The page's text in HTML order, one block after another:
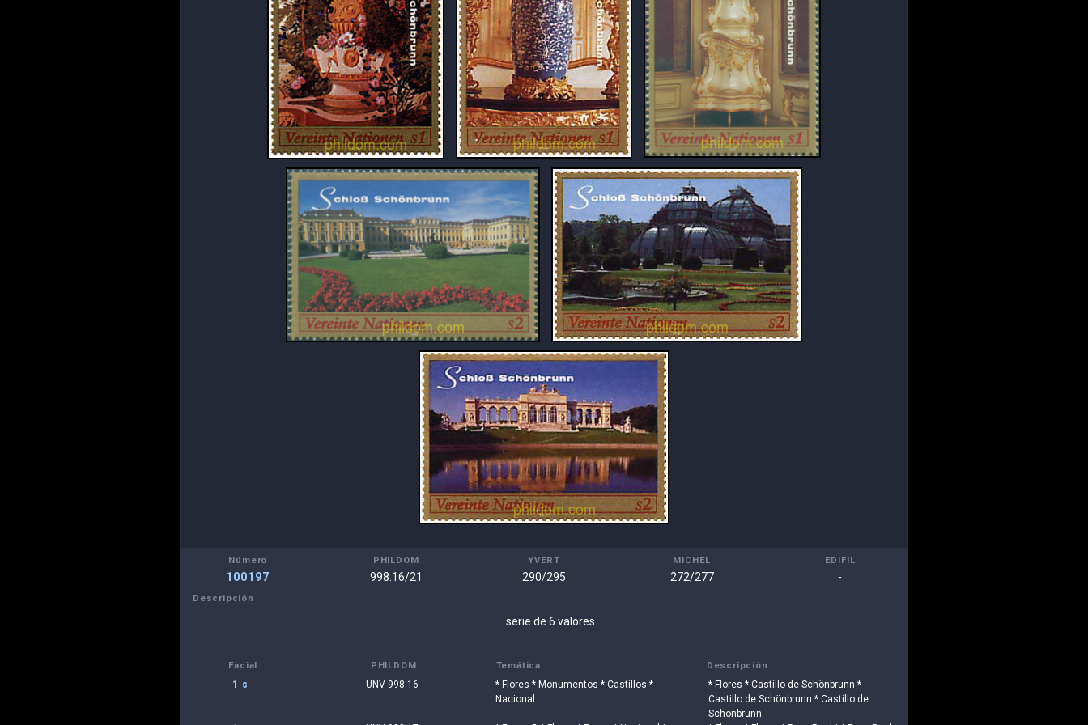
Número
100197
PHILDOM
998.16/21
YVERT
290/295
MICHEL
272/277
EDIFIL
-
Descripción
serie de 6 valores
Facial PHILDOM Temática Descripción
1 s UNV 998.16
* Flores * Monumentos * Castillos *
Nacional
* Flores * Castillo de Schönbrunn *
Castillo de Schönbrunn * Castillo de
Schönbrunn